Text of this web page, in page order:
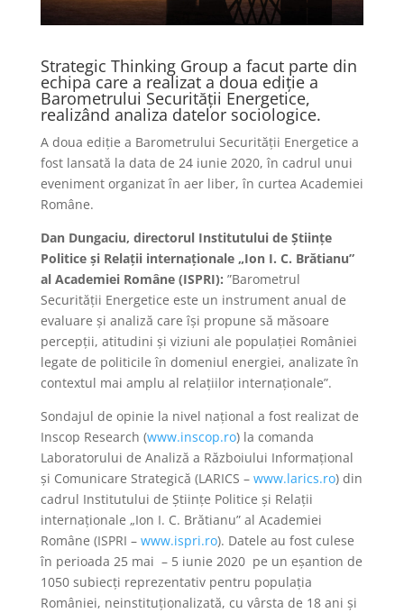
Strategic Thinking Group a facut parte din
echipa care a realizat a doua ediție a
Barometrului Securității Energetice,
realizând analiza datelor sociologice.
A doua ediție a Barometrului Securității Energetice a
fost lansată la data de 24 iunie 2020, în cadrul unui
eveniment organizat în aer liber, în curtea Academiei
Române.
Dan Dungaciu, directorul Institutului de Științe
Politice și Relații internaționale „Ion I. C. Brătianu”
al Academiei Române (ISPRI): ”Barometrul
Securității Energetice este un instrument anual de
evaluare și analiză care își propune să măsoare
percepții, atitudini și viziuni ale populației României
legate de politicile în domeniul energiei, analizate în
contextul mai amplu al relațiilor internaționale”.
Sondajul de opinie la nivel național a fost realizat de
Inscop Research (www.inscop.ro) la comanda
Laboratorului de Analiză a Războiului Informațional
și Comunicare Strategică (LARICS – www.larics.ro) din
cadrul Institutului de Științe Politice și Relații
internaționale „Ion I. C. Brătianu” al Academiei
Române (ISPRI – www.ispri.ro). Datele au fost culese
în perioada 25 mai – 5 iunie 2020 pe un eşantion de
1050 subiecţi reprezentativ pentru populația
României, neinstituționalizată, cu vârsta de 18 ani și